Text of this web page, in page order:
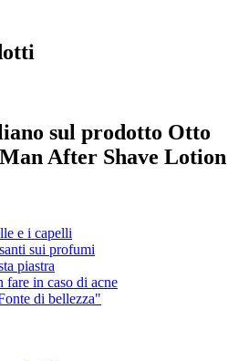
sul prodotto Otto
After Shave Lotion
e i capelli
sui profumi
piastra
fare in caso di acne
di bellezza"